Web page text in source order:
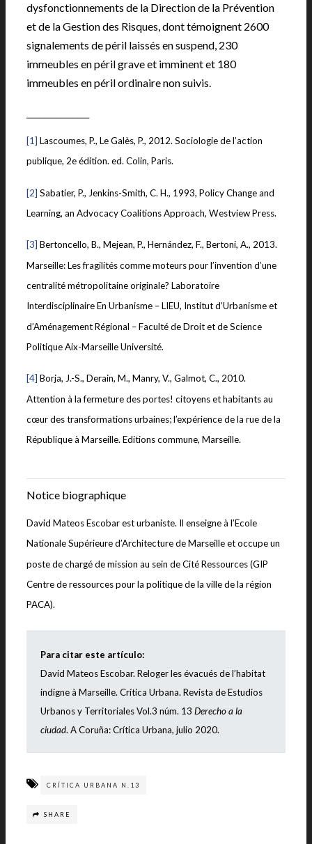
dysfonctionnements de la Direction de la Prévention
et de la Gestion des Risques, dont témoignent 2600
signalements de péril laissés en suspend, 230
immeubles en péril grave et imminent et 180
immeubles en péril ordinaire non suivis.
[1] Lascoumes, P., Le Galès, P., 2012. Sociologie de l’action
publique, 2e édition. ed. Colin, Paris.
[2] Sabatier, P., Jenkins-Smith, C. H., 1993, Policy Change and
Learning, an Advocacy Coalitions Approach, Westview Press.
[3] Bertoncello, B., Mejean, P., Hernández, F., Bertoni, A., 2013.
Marseille: Les fragilités comme moteurs pour l’invention d’une
centralité métropolitaine originale? Laboratoire
Interdisciplinaire En Urbanisme – LIEU, Institut d’Urbanisme et
d’Aménagement Régional – Faculté de Droit et de Science
Politique Aix-Marseille Université.
[4] Borja, J.-S., Derain, M., Manry, V., Galmot, C., 2010.
Attention à la fermeture des portes! citoyens et habitants au
cœur des transformations urbaines; l’expérience de la rue de la
République à Marseille. Editions commune, Marseille.
Notice biographique
David Mateos Escobar est urbaniste. Il enseigne à l’Ecole
Nationale Supérieure d’Architecture de Marseille et occupe un
poste de chargé de mission au sein de Cité Ressources (GIP
Centre de ressources pour la politique de la ville de la région
PACA).
Para citar este artículo:
David Mateos Escobar. Reloger les évacués de l’habitat
indigne à Marseille. Crítica Urbana. Revista de Estudios
Urbanos y Territoriales Vol.3 núm. 13 Derecho a la
ciudad. A Coruña: Crítica Urbana, julio 2020.
CRÍTICA URBANA N.13
SHARE